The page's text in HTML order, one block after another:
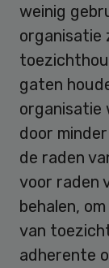
weinig
organisatie
gaten
organisatie
door
de raden
voor raden
behalen,
van
adherente